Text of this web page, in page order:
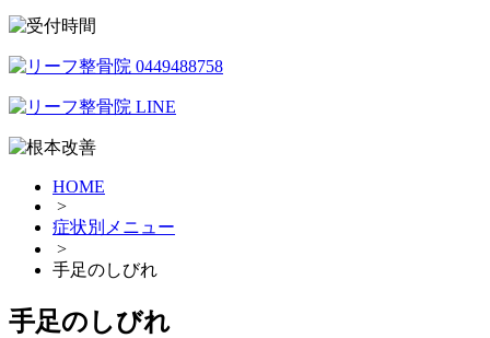
HOME
>
症状別メニュー
>
手足のしびれ
手足のしびれ